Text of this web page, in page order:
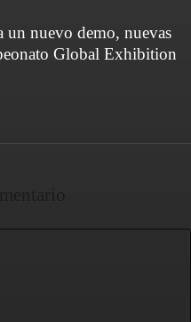
un nuevo demo, nuevas
Global Exhibition